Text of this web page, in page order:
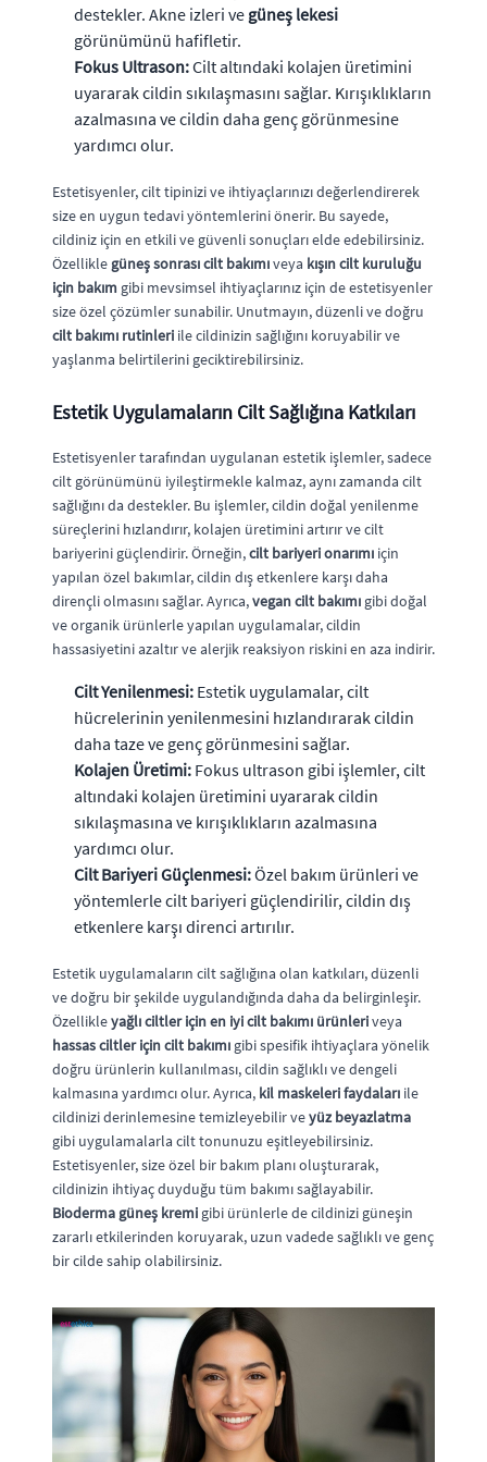
destekler. Akne izleri ve güneş lekesi
görünümünü hafifletir.
Fokus Ultrason:Cilt altındaki kolajen üretimini
uyararak cildin sıkılaşmasını sağlar. Kırışıklıkların
azalmasına ve cildin daha genç görünmesine
yardımcı olur.
Estetisyenler, cilt tipinizi ve ihtiyaçlarınızı değerlendirerek
size en uygun tedavi yöntemlerini önerir. Bu sayede,
cildiniz için en etkili ve güvenli sonuçları elde edebilirsiniz.
Özellikle güneş sonrası cilt bakımıveya kışın cilt kuruluğu
için bakım gibi mevsimsel ihtiyaçlarınız için de estetisyenler
size özel çözümler sunabilir. Unutmayın, düzenli ve doğru
cilt bakımı rutinleri ile cildinizin sağlığını koruyabilir ve
yaşlanma belirtilerini geciktirebilirsiniz.
Estetik Uygulamaların Cilt Sağlığına Katkıları
Estetisyenler tarafından uygulanan estetik işlemler, sadece
cilt görünümünü iyileştirmekle kalmaz, aynı zamanda cilt
sağlığını da destekler. Bu işlemler, cildin doğal yenilenme
süreçlerini hızlandırır, kolajen üretimini artırır ve cilt
bariyerini güçlendirir. Örneğin,cilt bariyeri onarımı için
yapılan özel bakımlar, cildin dış etkenlere karşı daha
dirençli olmasını sağlar. Ayrıca,vegan cilt bakımı gibi doğal
ve organik ürünlerle yapılan uygulamalar, cildin
hassasiyetini azaltır ve alerjik reaksiyon riskini en aza indirir.
Cilt Yenilenmesi: Estetik uygulamalar, cilt
hücrelerinin yenilenmesini hızlandırarak cildin
daha taze ve genç görünmesini sağlar.
Kolajen Üretimi: Fokus ultrason gibi işlemler, cilt
altındaki kolajen üretimini uyararak cildin
sıkılaşmasına ve kırışıklıkların azalmasına
yardımcı olur.
Cilt Bariyeri Güçlenmesi:Özel bakım ürünleri ve
yöntemlerle cilt bariyeri güçlendirilir, cildin dış
etkenlere karşı direnci artırılır.
Estetik uygulamaların cilt sağlığına olan katkıları, düzenli
ve doğru bir şekilde uygulandığında daha da belirginleşir.
Özellikleyağlı ciltler için en iyi cilt bakımı ürünleriveya
hassas ciltler için cilt bakımı gibi spesifik ihtiyaçlara yönelik
doğru ürünlerin kullanılması, cildin sağlıklı ve dengeli
kalmasına yardımcı olur. Ayrıca, kil maskeleri faydaları ile
cildinizi derinlemesine temizleyebilir veyüz beyazlatma
gibi uygulamalarla cilt tonunuzu eşitleyebilirsiniz.
Estetisyenler, size özel bir bakım planı oluşturarak,
cildinizin ihtiyaç duyduğu tüm bakımı sağlayabilir.
Bioderma güneş kremi gibi ürünlerle de cildinizi güneşin
zararlı etkilerinden koruyarak, uzun vadede sağlıklı ve genç
bir cilde sahip olabilirsiniz.